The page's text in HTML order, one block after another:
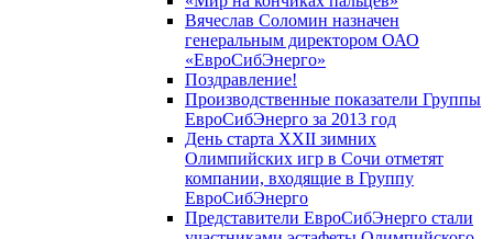
Вячеслав Соломин назначен
генеральным директором ОАО
«ЕвроСибЭнерго»
Поздравление!
Производственные показатели Группы
ЕвроСибЭнерго за 2013 год
День старта XXII зимних
Олимпийских игр в Сочи отметят
компании, входящие в Группу
ЕвроСибЭнерго
Представители ЕвроСибЭнерго стали